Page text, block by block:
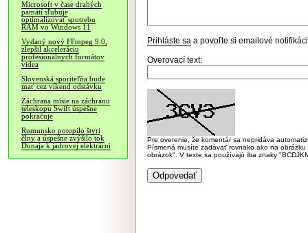
Microsoft v čase drahých
pamätí sľubuje
optimalizovať spotrebu
RAM vo Windows 11
Vydaný nový FFmpeg 9.0,
zlepšil akceleráciu
profesionálnych formátov
videa
Slovenská sporiteľňa bude
mať cez víkend odstávku
Záchrana misie na záchranu
teleskopu Swift úspešne
pokračuje
Rumunsko potopilo štyri
člny a úspešne zvýšilo tok
Dunaja k jadrovej elektrárni
Prihláste sa a povoľte si emailové
Overovací text:
Pre overenie, že komentár sa nepridáva
Písmená musíte zadávať rovnako ako na
obrázok". V texte sa používajú iba znaky